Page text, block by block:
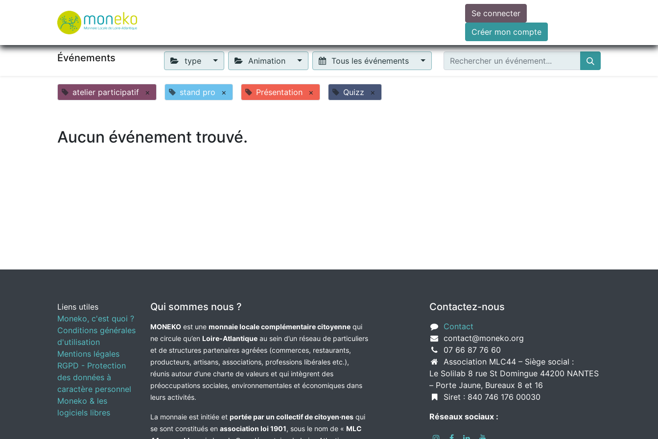
Faire un don
Se connecter
Créer mon compte
Événements type Animation Tous les événements
atelier participatif × stand pro × Présentation × Quizz ×
Aucun événement trouvé.
Liens utiles
Moneko, c'est quoi ?
Conditions générales
d'utilisation
Mentions légales
RGPD - Protection
des données à
caractère personnel
Moneko & les
logiciels libres
Qui sommes nous ?
MONEKO est une monnaie locale complémentaire citoyenne qui
ne circule qu’en Loire-Atlantique au sein d’un réseau de particuliers
et de structures partenaires agréées (commerces, restaurants,
producteurs, artisans, associations, professions libérales etc.),
réunis autour d’une charte de valeurs et qui intègrent des
préoccupations sociales, environnementales et économiques dans
leurs activités.
La monnaie est initiée et portée par un collectif de citoyen·nes qui
se sont constitués en association loi 1901, sous le nom de « MLC
Contactez-nous
Contact
contact@moneko.org
07 66 87 76 60
Association MLC44 – Siège social :
Le Solilab 8 rue St Domingue 44200 NANTES
– Porte Jaune, Bureaux 8 et 16
Siret : 840 746 176 00030
Réseaux sociaux :